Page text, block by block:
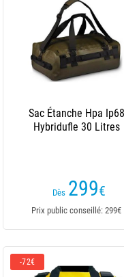
Sac Étanche Hpa Ip68
Hybridufle 30 Litres
Dès 299€
Prix public conseillé: 299€
-72€